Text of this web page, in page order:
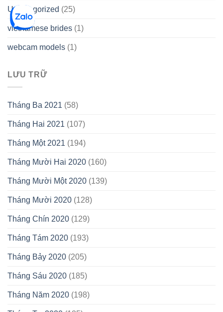
Uncategorized (25)
vietnamese brides (1)
webcam models (1)
LƯU TRỮ
Tháng Ba 2021 (58)
Tháng Hai 2021 (107)
Tháng Một 2021 (194)
Tháng Mười Hai 2020 (160)
Tháng Mười Một 2020 (139)
Tháng Mười 2020 (128)
Tháng Chín 2020 (129)
Tháng Tám 2020 (193)
Tháng Bảy 2020 (205)
Tháng Sáu 2020 (185)
Tháng Năm 2020 (198)